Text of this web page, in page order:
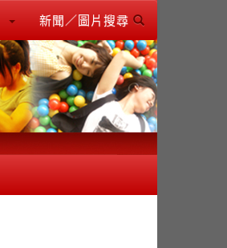
新聞／圖片搜尋